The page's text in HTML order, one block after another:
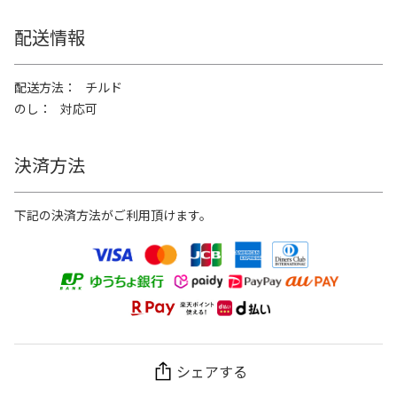
配送情報
配送方法
チルド
のし
対応可
決済方法
下記の決済方法がご利用頂けます。
シェアする